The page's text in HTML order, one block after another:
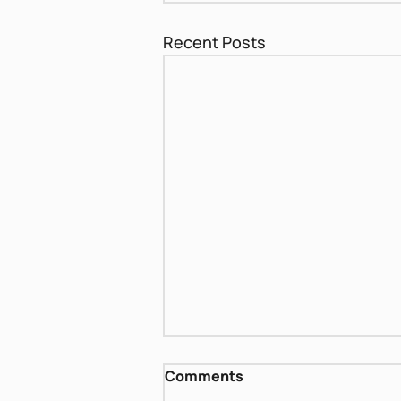
Recent Posts
דן פגיס - שירים אחרונים
Comments